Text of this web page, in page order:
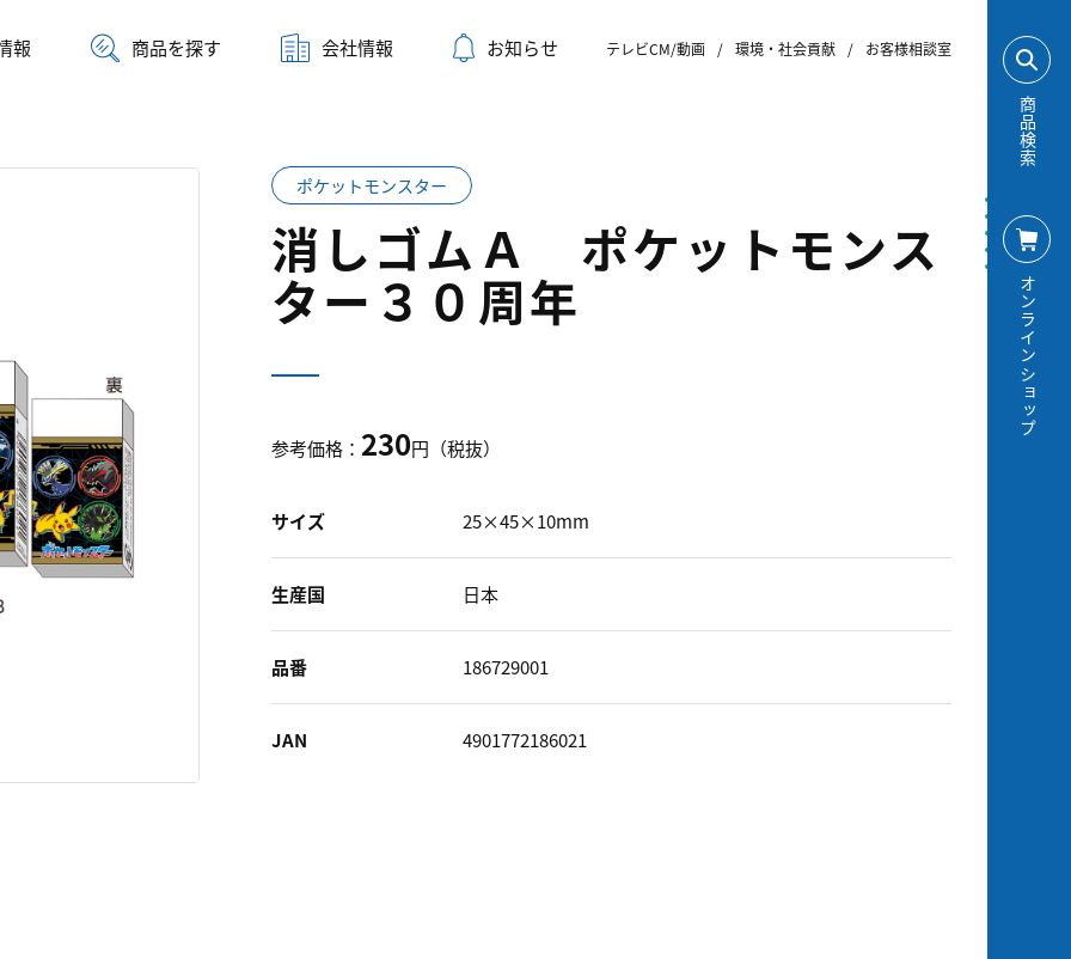
報 商品を探す 会社情報 お知らせ テレビCM/動画 / 環境・社会貢献 / お客様相談室
ポケットモンスター
消しゴムＡ ポケットモンス
ター３０周年
参考価格： 230円（税抜）
サイズ 25×45×10mm
生産国 日本
品番 186729001
JAN 4901772186021
商品検索
オンラインショップ